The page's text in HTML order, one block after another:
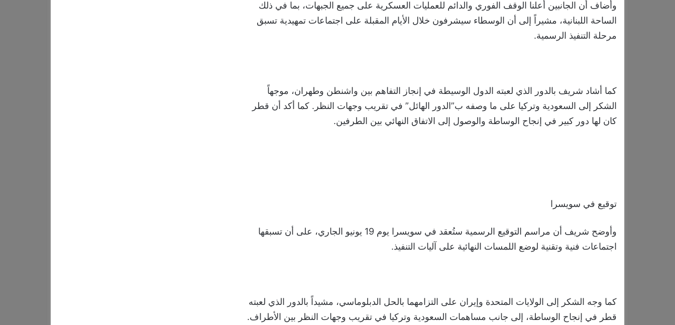
وأضاف أن الجانبين أعلنا الوقف الفوري والدائم للعمليات العسكرية على جميع الجبهات، بما في ذلك
الساحة اللبنانية، مشيراً إلى أن الوسطاء سيشرفون خلال الأيام المقبلة على اجتماعات تمهيدية تسبق
مرحلة التنفيذ الرسمية.
كما أشاد شريف بالدور الذي لعبته الدول الوسيطة في إنجاز التفاهم بين واشنطن وطهران، موجهاً
الشكر إلى السعودية وتركيا على ما وصفه ب”الدور الهائل” في تقريب وجهات النظر. كما أكد أن قطر
كان لها دور كبير في إنجاح الوساطة والوصول إلى الاتفاق النهائي بين الطرفين.
توقيع في سويسرا
وأوضح شريف أن مراسم التوقيع الرسمية ستُعقد في سويسرا يوم 19 يونيو الجاري، على أن تسبقها
اجتماعات فنية وتقنية لوضع اللمسات النهائية على آليات التنفيذ.
كما وجه الشكر إلى الولايات المتحدة وإيران على التزامهما بالحل الدبلوماسي، مشيداً بالدور الذي لعبته
قطر في إنجاح الوساطة، إلى جانب مساهمات السعودية وتركيا في تقريب وجهات النظر بين الأطراف.